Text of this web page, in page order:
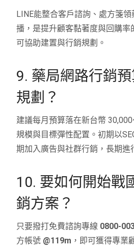
LINE能整合客戶諮詢、處方箋
播，是提升顧客黏著度與回購率
可協助建置與行銷規劃。
9. 藥局網路行銷
規劃？
建議每月預算落在新台幣
規模與目標彈性配置。初期以
期加入廣告與社群行銷，長期進
10. 要如何開始戰
銷方案？
只要撥打免費諮詢專線 0800-
方帳號 @119m ，即可獲得專業